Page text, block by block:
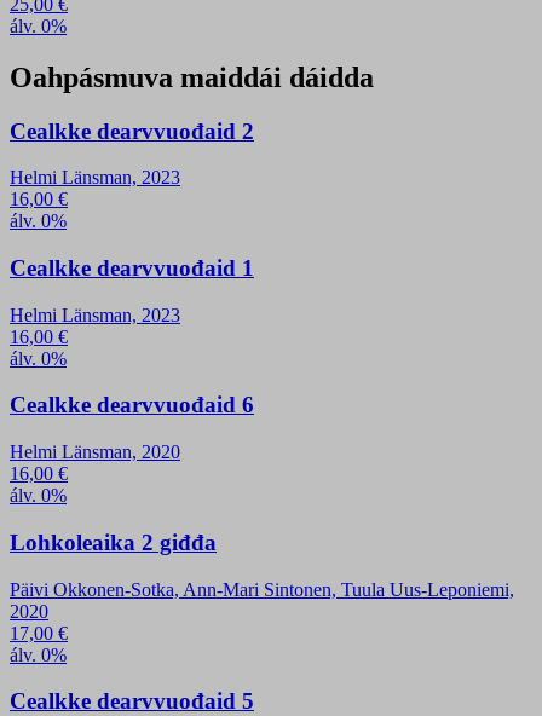
álv. 0%
Oahpásmuva maiddái dáidda
Cealkke dearvvuođaid 2
Helmi Länsman, 2023
16,00 €
álv. 0%
Cealkke dearvvuođaid 1
Helmi Länsman, 2023
16,00 €
álv. 0%
Cealkke dearvvuođaid 6
Helmi Länsman, 2020
16,00 €
álv. 0%
Lohkoleaika 2 giđđa
Päivi Okkonen-Sotka, Ann-Mari Sintonen, Tuula Uus-Leponiemi,
2020
17,00 €
álv. 0%
Cealkke dearvvuođaid 5